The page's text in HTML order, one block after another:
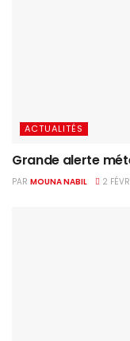
ACTUALITÉS
Grande alerte
PAR MOUNA NABIL 2